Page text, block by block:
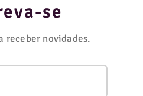
se
receber novidades.